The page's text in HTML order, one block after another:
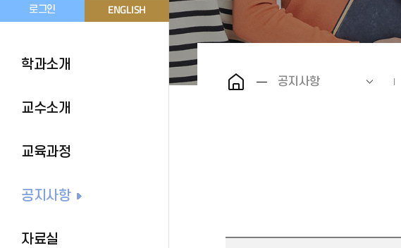
로그인 ENGLISH
학과소개
교수소개
교육과정
공지사항
자료실
공지사항